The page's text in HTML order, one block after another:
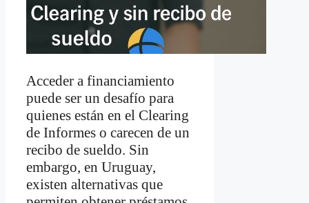
Acceder a financiamiento
puede ser un desafío para
quienes están en el Clearing
de Informes o carecen de un
recibo de sueldo. Sin
embargo, en Uruguay,
existen alternativas que